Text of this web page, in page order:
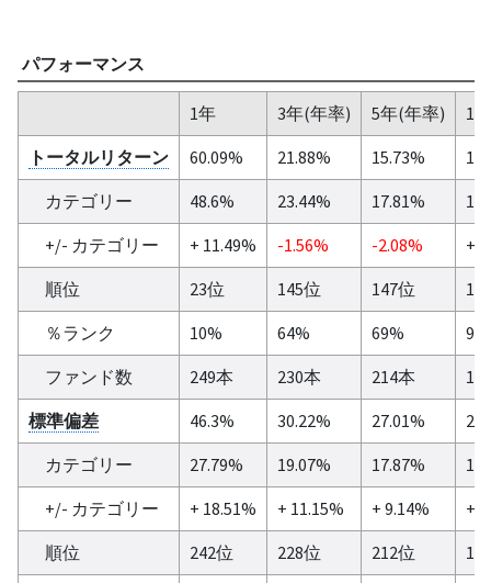
パフォーマンス
1年 3年(年率) 5年(年率)
10
トータルリターン
60.09% 21.88% 15.73%
カテゴリー
48.6% 23.44% 17.81%
+/- カテゴリー
+ 11.49% -1.56% -2.08%
+
順位
23位 145位 147位
14
％ランク
10% 64% 69%
9%
ファンド数
249本 230本 214本
標準偏差
46.3% 30.22% 27.01%
カテゴリー
27.79% 19.07% 17.87%
+/- カテゴリー
+ 18.51% + 11.15% + 9.14%
+
順位
242位 228位 212位